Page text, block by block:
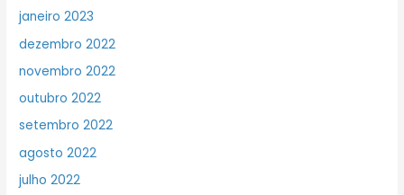
janeiro 2023
dezembro 2022
novembro 2022
outubro 2022
setembro 2022
agosto 2022
julho 2022